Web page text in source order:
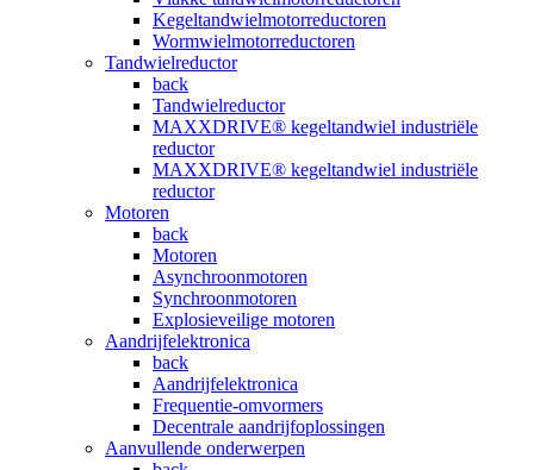
Kegeltandwielmotorreductoren
Wormwielmotorreductoren
Tandwielreductor
back
Tandwielreductor
MAXXDRIVE® kegeltandwiel industriële
reductor
MAXXDRIVE® kegeltandwiel industriële
reductor
Motoren
back
Motoren
Asynchroonmotoren
Synchroonmotoren
Explosieveilige motoren
Aandrijfelektronica
back
Aandrijfelektronica
Frequentie-omvormers
Decentrale aandrijfoplossingen
Aanvullende onderwerpen